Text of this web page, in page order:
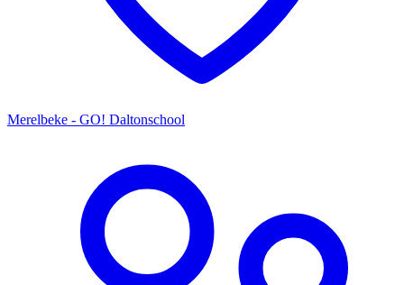
Merelbeke - GO! Daltonschool